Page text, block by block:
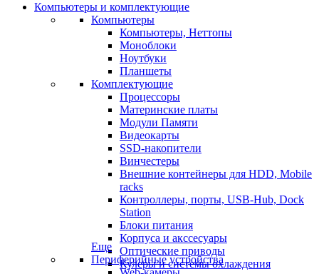
Компьютеры и комплектующие
Компьютеры
Компьютеры, Неттопы
Моноблоки
Ноутбуки
Планшеты
Комплектующие
Процессоры
Материнские платы
Модули Памяти
Видеокарты
SSD-накопители
Винчестеры
Внешние контейнеры для HDD, Mobile
racks
Контроллеры, порты, USB-Hub, Dock
Station
Блоки питания
Корпуса и акссесуары
Оптические приводы
Кулеры и системы охлаждения
Еще
Периферийные устройства